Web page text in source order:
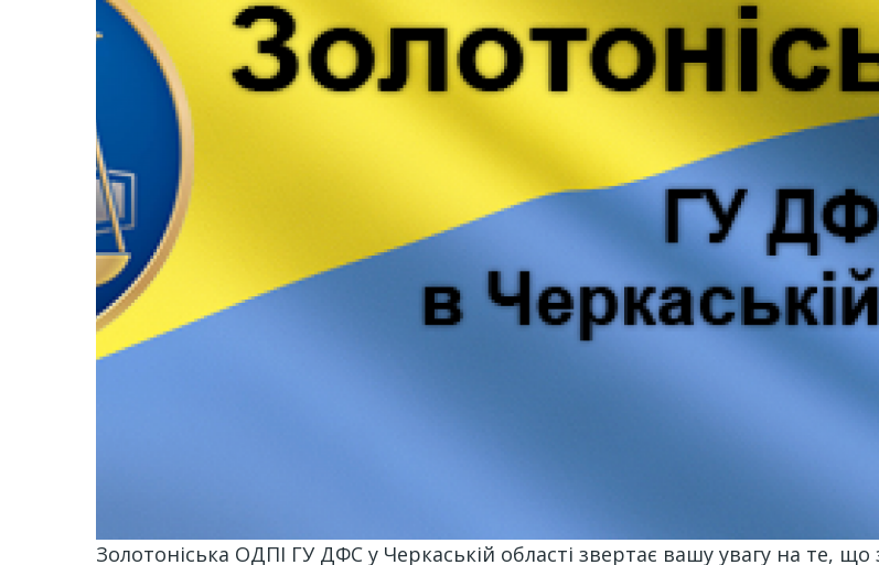
Золотоніська ОДПІ ГУ ДФС у Черкаській області звертає вашу увагу на те,